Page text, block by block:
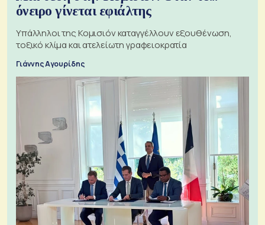
όνειρο γίνεται εφιάλτης
Υπάλληλοι της Κομισιόν καταγγέλλουν εξουθένωση,
τοξικό κλίμα και ατελείωτη γραφειοκρατία
Γιάννης Αγουρίδης